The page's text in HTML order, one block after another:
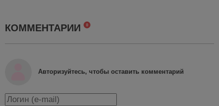
КОММЕНТАРИИ 0
Авторизуйтесь, чтобы оставить комментарий